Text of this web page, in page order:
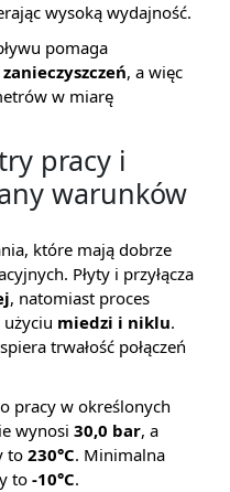
wysoką wydajność.
pomaga
, a więc
w miarę
pracy i
warunków
które mają dobrze
Płyty i przyłącza
, natomiast proces
miedzi i niklu.
trwałość połączeń
pracy w określonych
wynosi 30,0 bar, a
to 230°C. Minimalna
to -10°C.